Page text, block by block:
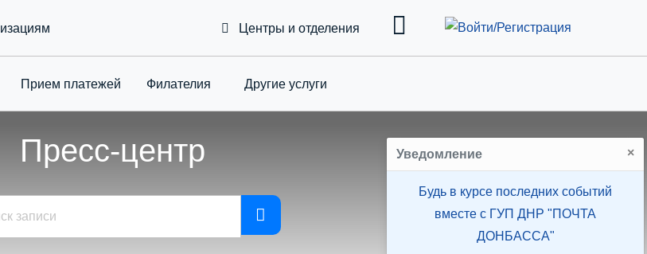
Приeм платежей Филателия
Toggle Dropdown
Другие услуги
Центры и отделения
Пресс-центр Уведомление ×
Будь в курсе последних событий
вместе с ГУП ДНР "ПОЧТА
ДОНБАССА"